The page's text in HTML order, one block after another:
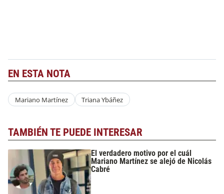
EN ESTA NOTA
Mariano Martínez Triana Ybáñez
TAMBIÉN TE PUEDE INTERESAR
El verdadero motivo por el cuál
Mariano Martínez se alejó de Nicolás
Cabré